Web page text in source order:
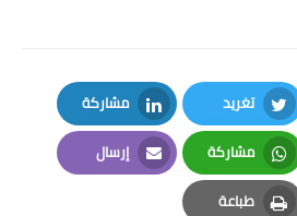
تغريد
Twitter
مشاركة
LinkedIn
مشاركة
Whatsapp
إرسال
Email
طباعة